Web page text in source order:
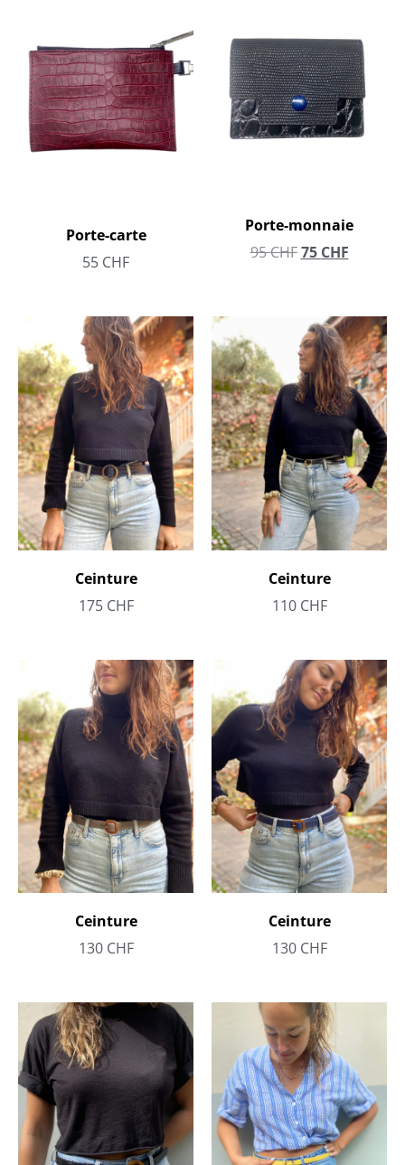
Porte-carte
55 CHF
Porte-monnaie
95CHF 75 CHF
Ceinture
175 CHF
Ceinture
110 CHF
Ceinture
130 CHF
Ceinture
130 CHF